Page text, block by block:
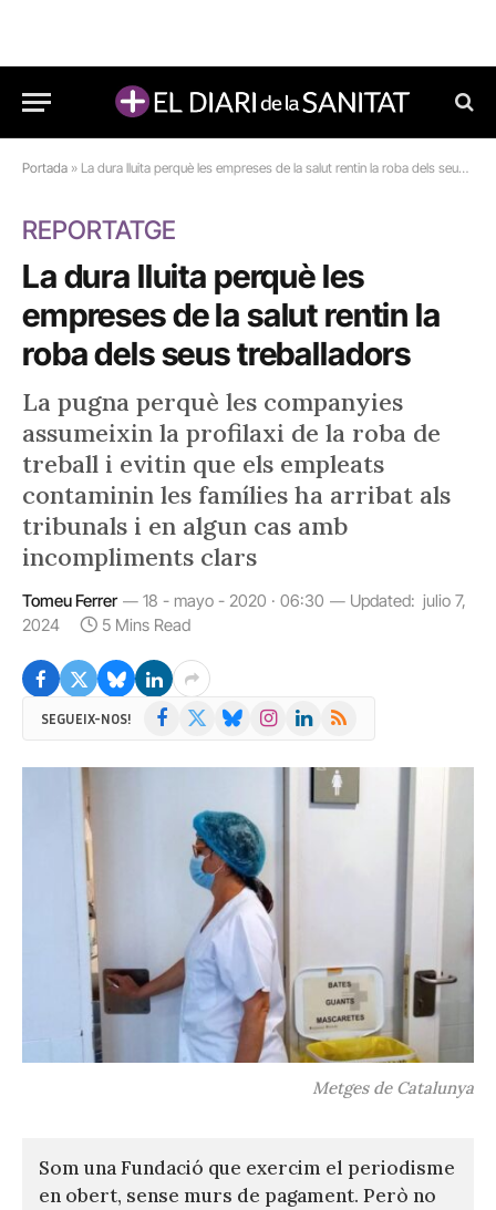
Portada » La dura lluita perquè les empreses de la salut rentin la roba dels seus treballadors
REPORTATGE
La dura lluita perquè les
empreses de la salut rentin la
roba dels seus treballadors
La pugna perquè les companyies
assumeixin la profilaxi de la roba de
treball i evitin que els empleats
contaminin les famílies ha arribat als
tribunals i en algun cas amb
incompliments clars
Tomeu Ferrer 18 - mayo - 2020 · 06:30 Updated: julio 7,
2024
5 Mins Read
SEGUEIX-NOS! Facebook BlueskyInstagramLinkedIn
RSS
Metges de Catalunya
Som una Fundació que exercim el periodisme
en obert, sense murs de pagament. Però no